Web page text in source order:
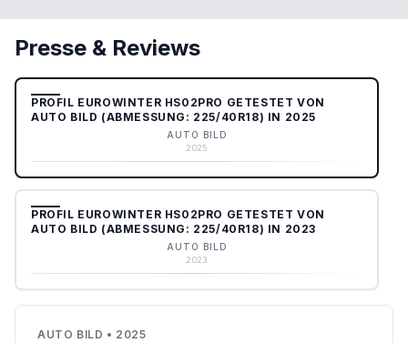
Presse & Reviews
PROFIL EUROWINTER HS02PRO GETESTET VON
AUTO BILD (ABMESSUNG: 225/40R18) IN 2025
AUTO BILD
2025
PROFIL EUROWINTER HS02PRO GETESTET VON
AUTO BILD (ABMESSUNG: 225/40R18) IN 2023
AUTO BILD
2023
AUTO BILD • 2025